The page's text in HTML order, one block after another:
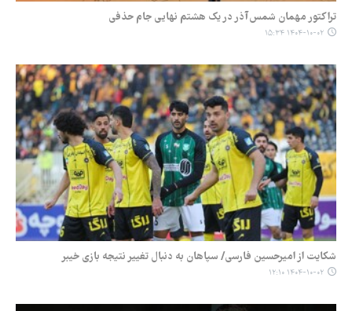
تراکتور مهمان شمس‌آذر در یک هشتم نهایی جام حذفی
۱۴۰۴-۱۰-۰۲ ۱۵:۳۴
شکایت از امیرحسین فارسی/ سپاهان به دنبال تغییر نتیجه بازی خیبر
۱۴۰۴-۱۰-۰۲ ۱۲:۱۰